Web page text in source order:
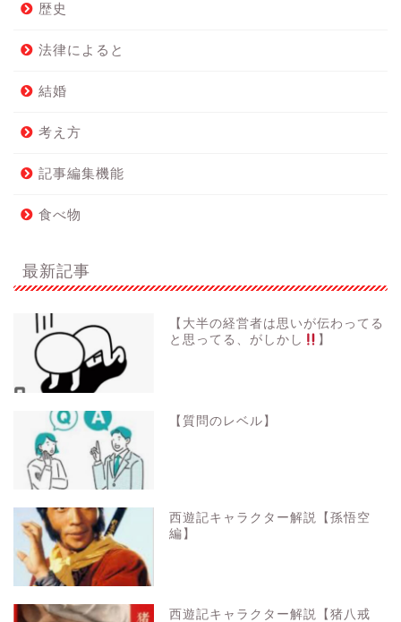
歴史
法律によると
結婚
考え方
記事編集機能
食べ物
最新記事
【大半の経営者は思いが伝わってる
と思ってる、がしかし
】
【質問のレベル】
西遊記キャラクター解説【孫悟空
編】
西遊記キャラクター解説【猪八戒